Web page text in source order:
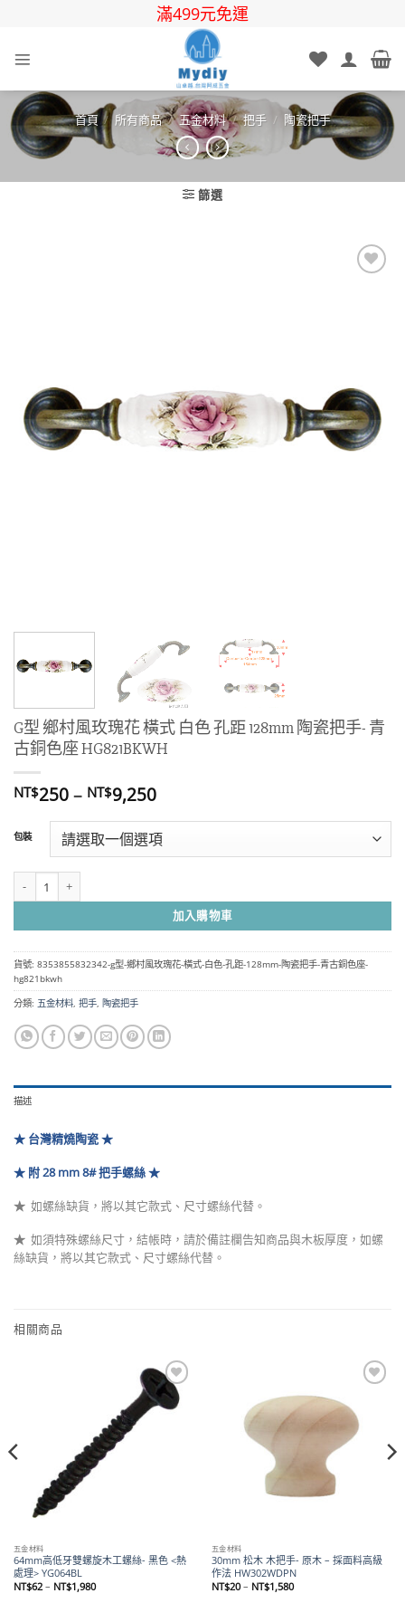
滿499元免運
首頁 / 所有商品 / 五金材料 / 把手 / 陶瓷把手
篩選
G型 鄉村風玫瑰花 橫式 白色 孔距 128mm 陶瓷把手- 青
古銅色座 HG821BKWH
NT$250– NT$9,250價
範
圍：
NT$250
NT$9,250
包裝
加入購物車
貨號: 8353855832342-g型-鄉村風玫瑰花-橫式-白色-孔距-128mm-陶瓷把手-青古銅色座-
hg821bkwh
分類: 五金材料, 把手, 陶瓷把手
描述
★ 台灣精燒陶瓷 ★
★ 附 28 mm 8# 把手螺絲 ★
★ 如螺絲缺貨，將以其它款式、尺寸螺絲代替 。
★ 如須特殊螺絲尺寸，結帳時，請於備註欄告知商品與木板厚度，如螺
絲缺貨，將以其它款式、尺寸螺絲代替。
相關商品
Add to
wishlist
五金材料
64mm高低牙雙螺旋木工螺絲- 黑色 <熱
處理> YG064BL
NT$62 – NT$1,980價
五金材料
30mm 松木 木把手- 原木 – 採面料高級
作法 HW302WDPN
NT$20 – NT$1,580價